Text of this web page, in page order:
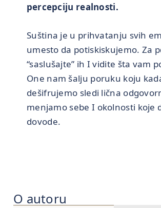
percepciju realnosti.
Suština je u prihvatanju svih
umesto da potiskiskujemo. Za
“saslušajte” ih I vidite šta vam
One nam šalju poruku koju
dešifrujemo sledi lična
menjamo sebe I okolnosti koje
dovode.
O autoru